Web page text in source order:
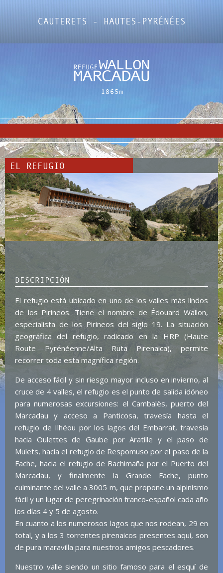
CAUTERETS - HAUTES-PYRÉNÉES
EL REFUGIO
DESCRIPCIÓN
El refugio está ubicado en uno de los valles más lindos
de los Pirineos. Tiene el nombre de Édouard Wallon,
especialista de los Pirineos del siglo 19. La situación
geográfica del refugio, radicado en la HRP (Haute
Route Pyrénéenne/Alta Ruta Pirenaica), permite
recorrer toda esta magnífica región.
De acceso fácil y sin riesgo mayor incluso en invierno, al
cruce de 4 valles, el refugio es el punto de salida idóneo
para numerosas excursiones: el Cambalès, puerto del
Marcadau y acceso a Panticosa, travesía hasta el
refugio de Ilhéou por los lagos del Embarrat, travesía
hacia Oulettes de Gaube por Aratille y el paso de
Mulets, hacia el refugio de Respomuso por el paso de la
Fache, hacia el refugio de Bachimaña por el Puerto del
Marcadau, y finalmente la Grande Fache, punto
culminante del valle a 3005 m, que propone un alpinismo
fácil y un lugar de peregrinación franco-español cada año
los días 4 y 5 de agosto.
En cuanto a los numerosos lagos que nos rodean, 29 en
total, y a los 3 torrentes pirenaicos presentes aquí, son
de pura maravilla para nuestros amigos pescadores.
Nuestro valle siendo un sitio famoso para el esquí de